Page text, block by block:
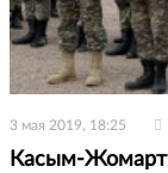
3 мая 2019, 18:25
Касым-Жомарт